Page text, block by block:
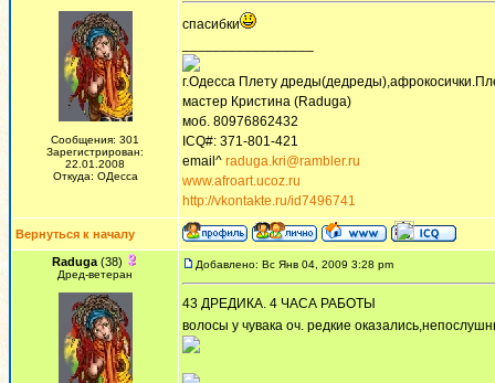
Сообщения: 301
Зарегистрирован:
22.01.2008
Откуда: ОДесса
спасибки
г.Одесса Плету
мастер Кристина (Raduga)
моб. 80976862432
ICQ#: 371-801-421
email^ raduga.kri@rambler.ru
www.afroart.ucoz.ru
http://vkontakte.ru/id7496741
Вернуться к началу
Raduga (38)
Дред-ветеран
Добавлено: Вс Янв 04, 2009 3:28 pm
43 ДРЕДИКА. 4 ЧАСА РАБОТЫ
волосы у чувака оч. редкие